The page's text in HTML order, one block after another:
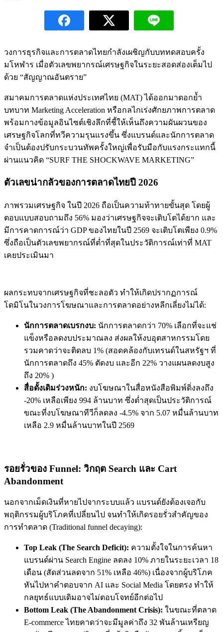
วงการธุรกิจและการตลาดไทยกำลังเผชิญกับบททดสอบครั้ง
มโหฬาร เมื่อตัวเลขพยากรณ์เศรษฐกิจในระยะสอดส่องเต็มไป
ด้วย “สัญญาณอันตราย”
สมาคมการตลาดแห่งประเทศไทย (MAT) ได้ออกมาตอกย้ำ
บทบาท Marketing Acceleration หรือกลไกเร่งศักยภาพการตลาด
พร้อมกางข้อมูลอินไซต์เชิงลึกที่ชี้ให้เห็นถึงความผันผวนของ
เศรษฐกิจโลกที่ทวีความรุนแรงขึ้น ซึ่งแบรนด์และนักการตลาด
จำเป็นต้องปรับกระบวนทัพครั้งใหญ่เพื่อรับมือกับแรงกระแทกนี้
ผ่านแนวคิด “SURF THE SHOCKWAVE MARKETING”
ตัวเลขน่ากลัวของการตลาดไทยปี 2026
ภาพรวมเศรษฐกิจ ในปี 2026 ถือเป็นความท้าทายขั้นสุด โดยผู้
ตอบแบบสอบถามถึง 56% มองว่าเศรษฐกิจจะเติบโตได้ยาก และ
มีการคาดการณ์ว่า GDP ของไทยในปี 2569 จะเติบโตเพียง 0.9%
ซึ่งถือเป็นตัวเลขพยากรณ์ที่ต่ำที่สุดในประวัติการณ์เท่าที่ MAT
เคยประเมินมา
ผลกระทบจากเศรษฐกิจที่ชะลอตัว ทำให้เกิดปรากฏการณ์
โดมิโนในวงการโฆษณาและการตลาดอย่างหลีกเลี่ยงไม่ได้:
นักการตลาดเบรกงบ: นักการตลาดกว่า 70% เลือกที่จะแช่
แข็งหรือลดงบประมาณลง ส่งผลให้งบอุตสาหกรรมโดย
รวมคาดว่าจะติดลบ 1% (สอดคล้องกับเทรนด์ในสหรัฐฯ ที่
นักการตลาดถึง 45% ตัดงบ และอีก 22% วางแผนลดงบสูง
ถึง 20% )
สื่อดั้งเดิมร่วงหนัก: งบโฆษณาในสื่อหนังสือพิมพ์ดิ่งลงถึง
-20% เหลือเพียง 994 ล้านบาท ซึ่งต่ำสุดเป็นประวัติการณ์
ขณะที่งบโฆษณาทีวีก็ลดลง -4.5% จาก 5.07 หมื่นล้านบาท
เหลือ 2.9 หมื่นล้านบาทในปี 2569
รอยรั่วของ Funnel: วิกฤต Search และ Cart
Abandonment
นอกจากเม็ดเงินที่หายไปจากระบบแล้ว แบรนด์ยังต้องเจอกับ
พฤติกรรมผู้บริโภคที่เปลี่ยนไป จนทำให้เกิดรอยรั่วสำคัญของ
การทำตลาด (Traditional funnel decaying):
Top Leak (The Search Deficit): ความตั้งใจในการค้นหา
แบรนด์ผ่าน Search Engine ลดลง 10% ภายในระยะเวลา 18
เดือน (สัดส่วนลดจาก 51% เหลือ 46%) เนื่องจากผู้บริโภค
หันไปหาคำตอบจาก AI และ Social Media โดยตรง ทำให้
กลยุทธ์แบบเดิมอาจไม่ตอบโจทย์อีกต่อไป
Bottom Leak (The Abandonment Crisis): ในขณะที่ตลาด
E-commerce ไทยคาดว่าจะมีมูลค่าถึง 32 พันล้านเหรียญ